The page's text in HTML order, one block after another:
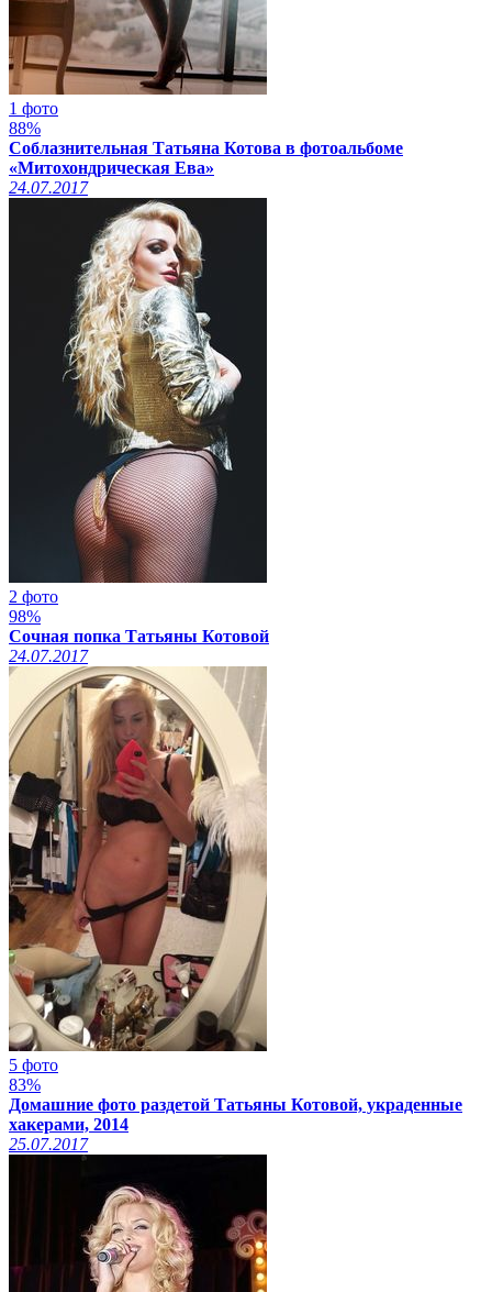
1 фото
88%
Соблазнительная Татьяна Котова в фотоальбоме
«Митохондрическая Ева»
24.07.2017
2 фото
98%
Сочная попка Татьяны Котовой
24.07.2017
5 фото
83%
Домашние фото раздетой Татьяны Котовой, украденные
хакерами, 2014
25.07.2017